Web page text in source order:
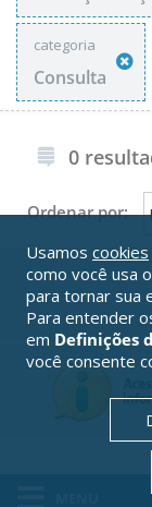
categoria
Consulta
0
Ordenar por:
Usamos cookies
como você usa
para tornar sua
Para entender
em Definições
você consente